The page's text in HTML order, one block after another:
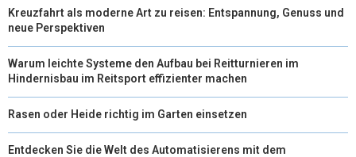
Kreuzfahrt als moderne Art zu reisen: Entspannung, Genuss und
neue Perspektiven
Warum leichte Systeme den Aufbau bei Reitturnieren im
Hindernisbau im Reitsport effizienter machen
Rasen oder Heide richtig im Garten einsetzen
Entdecken Sie die Welt des Automatisierens mit dem